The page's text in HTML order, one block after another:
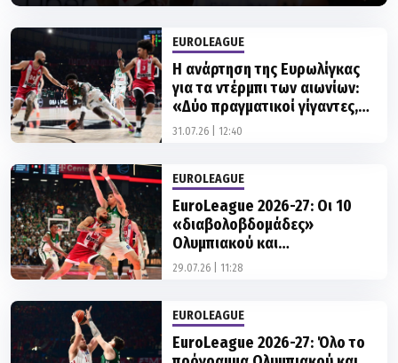
EUROLEAGUE
Η ανάρτηση της Ευρωλίγκας
για τα ντέρμπι των αιωνίων:
«Δύο πραγματικοί γίγαντες,
δείχνουν καλύτεροι από ποτέ»
31.07.26 | 12:40
EUROLEAGUE
EuroLeague 2026-27: Οι 10
«διαβολοβδομάδες»
Ολυμπιακού και
Παναθηναϊκού
29.07.26 | 11:28
EUROLEAGUE
EuroLeague 2026-27: Όλο το